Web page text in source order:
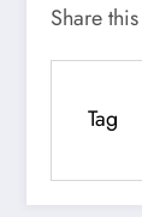
Share
Tag